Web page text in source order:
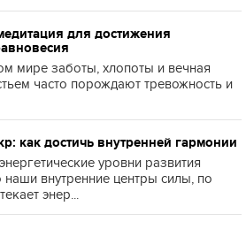
для достижения
мире заботы, хлопоты и вечная
часто порождают тревожность и
как достичь внутренней гармонии
уровни развития
наши внутренние центры силы, по
энер...